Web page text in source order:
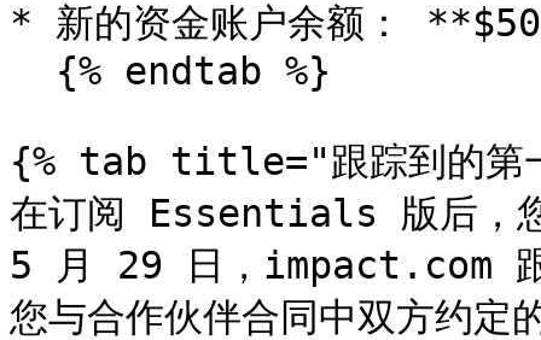
* 新的资金账户余额：
{% tab title="跟踪到的第
在订阅 Essentials 版后，您
5 月 29 日，impact.com 跟
您与合作伙伴合同中双方约